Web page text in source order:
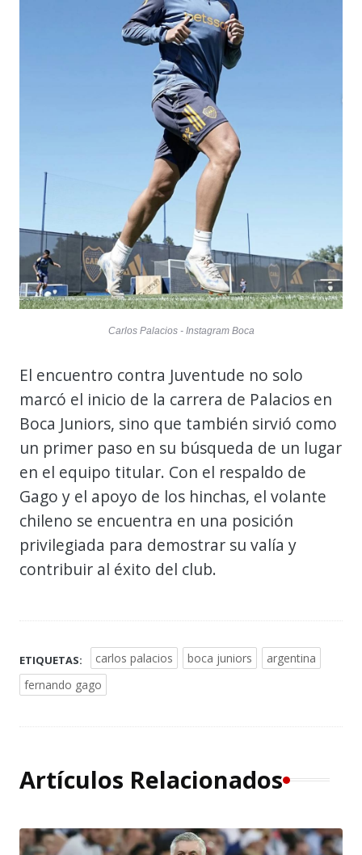
Carlos Palacios - Instagram Boca
El encuentro contra Juventude no solo
marcó el inicio de la carrera de Palacios en
Boca Juniors, sino que también sirvió como
un primer paso en su búsqueda de un lugar
en el equipo titular. Con el respaldo de
Gago y el apoyo de los hinchas, el volante
chileno se encuentra en una posición
privilegiada para demostrar su valía y
contribuir al éxito del club.
ETIQUETAS: carlos palacios boca juniors
argentina
fernando gago
Artículos Relacionados